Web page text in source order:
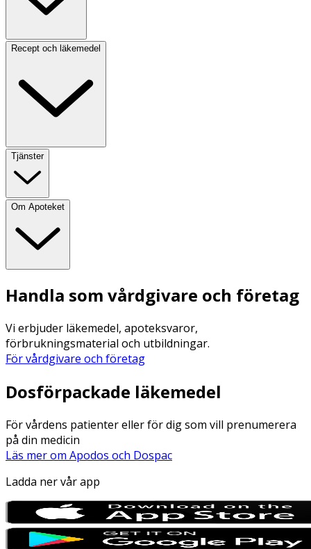
Recept och läkemedel
Tjänster
Om Apoteket
Handla som vårdgivare och företag
Vi erbjuder läkemedel, apoteksvaror,
förbrukningsmaterial och utbildningar.
För vårdgivare och företag
Dosförpackade läkemedel
För vårdens patienter eller för dig som vill prenumerera
på din medicin
Läs mer om Apodos och Dospac
Ladda ner vår app